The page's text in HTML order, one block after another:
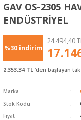
GAV OS-2305
ENDÜSTRİYEL
%30 indirim
24.494,40
2.353,34 TL 'den başlayan
Marka
Stok Kodu
Fiyat